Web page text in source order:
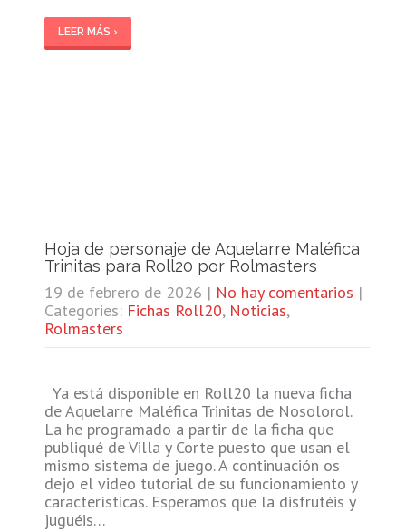
LEER MÁS ›
Hoja de personaje de Aquelarre Maléfica
Trinitas para Roll20 por Rolmasters
19 de febrero de 2026 | No hay comentarios |
Categories: Fichas Roll20, Noticias,
Rolmasters
Ya está disponible en Roll20 la nueva ficha
de Aquelarre Maléfica Trinitas de Nosolorol.
La he programado a partir de la ficha que
publiqué de Villa y Corte puesto que usan el
mismo sistema de juego. A continuación os
dejo el video tutorial de su funcionamiento y
características. Esperamos que la disfrutéis y
juguéis…